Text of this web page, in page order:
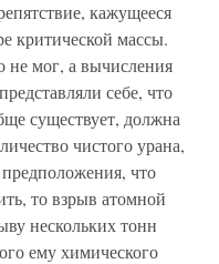
кажущееся
критической массы.
не мог, а вычисления
себе, что
существует, должна
чистого урана,
что
то взрыв атомной
нескольких тонн
ему химического